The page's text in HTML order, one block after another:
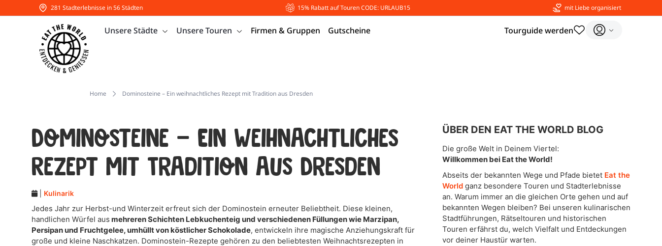
281 Stadterlebnisse in 56 Städten 15% Rabatt auf Touren CODE: URLAUB15 mit Liebe organisiert
Unsere Städte Unsere Touren Firmen & Gruppen Gutscheine Tourguide werden
Home Dominosteine – Ein weihnachtliches Rezept mit Tradition aus Dresden
Dominosteine – Ein weihnachtliches
Rezept mit Tradition aus Dresden
| Kulinarik
Jedes Jahr zur Herbst-und Winterzeit erfreut sich der Dominostein erneuter Beliebtheit. Diese kleinen,
handlichen Würfel aus mehreren Schichten Lebkuchenteig und verschiedenen Füllungen wie Marzipan,
Persipan und Fruchtgelee, umhüllt von köstlicher Schokolade, entwickeln ihre magische Anziehungskraft für
große und kleine Naschkatzen. Dominostein-Rezepte gehören zu den beliebtesten Weihnachtsrezepten in
ÜBER DEN EAT THE WORLD BLOG
Die große Welt in Deinem Viertel:
Willkommen bei Eat the World!
Abseits der bekannten Wege und Pfade bietet Eat the
Worldganz besondere Touren und Stadterlebnisse
an. Warum immer an die gleichen Orte gehen und auf
bekannten Wegen bleiben? Bei unseren kulinarischen
Stadtführungen, Rätseltouren und historischen
Touren erfährst du, welch Vielfalt und Entdeckungen
vor deiner Haustür warten.